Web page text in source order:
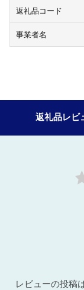
返礼品コード
事業者名
返礼品レビ
レビューの投稿